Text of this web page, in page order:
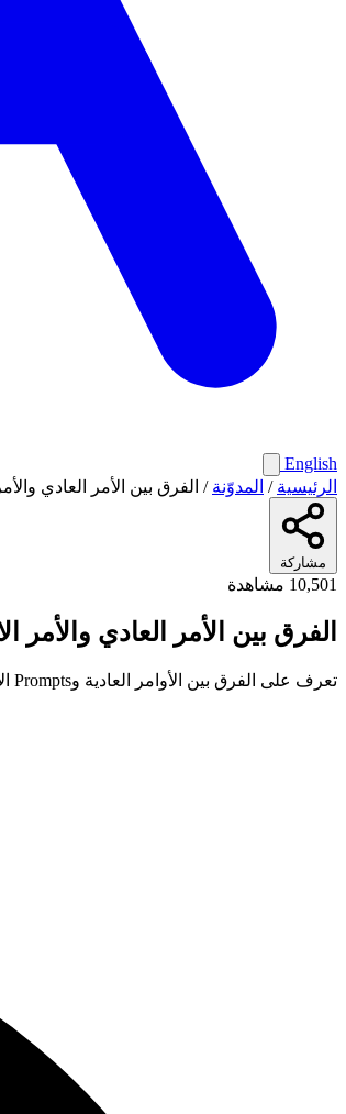
English
الرئيسية / المدوّنة / الفرق بين الأمر العادي
مشاركة
10,501 مشاهدة
الفرق بين الأمر العادي
تعرف على الفرق بين الأوامر العادية وPrompts الاحترافية في ChatGPT من خلال أمثلة قبل وبعد. تعلم كيف تحوّل أي طلب بسيط إلى أمر ذكي يعطيك نتائج مذهلة من أول مرة.